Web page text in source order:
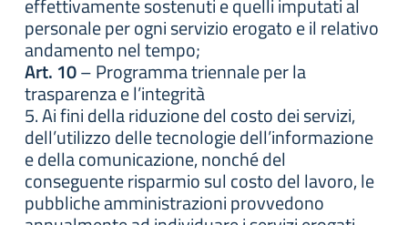
effettivamente sostenuti e quelli imputati al
personale per ogni servizio erogato e il relativo
andamento nel tempo;
Art. 10– Programma triennale per la
trasparenza e l’integrità
5. Ai fini della riduzione del costo dei servizi,
dell’utilizzo delle tecnologie dell’informazione
e della comunicazione, nonché del
conseguente risparmio sul costo del lavoro, le
pubbliche amministrazioni provvedono